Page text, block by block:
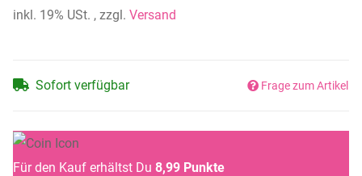
inkl. 19% USt. , zzgl. Versand
Sofort verfügbar Frage zum Artikel
Für den Kauf erhältst Du 8,99 Punkte